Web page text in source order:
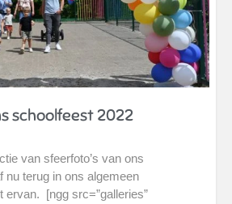
schoolfeest 2022
van sfeerfoto’s van ons
nu terug in ons algemeen
ervan. [ngg src=”galleries”